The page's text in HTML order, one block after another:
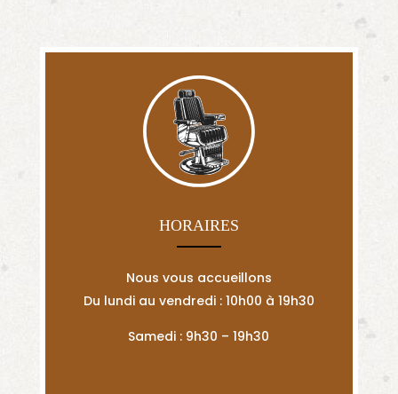
HORAIRES
Nous vous accueillons
Du lundi au vendredi : 10h00 à 19h30
Samedi : 9h30 – 19h30